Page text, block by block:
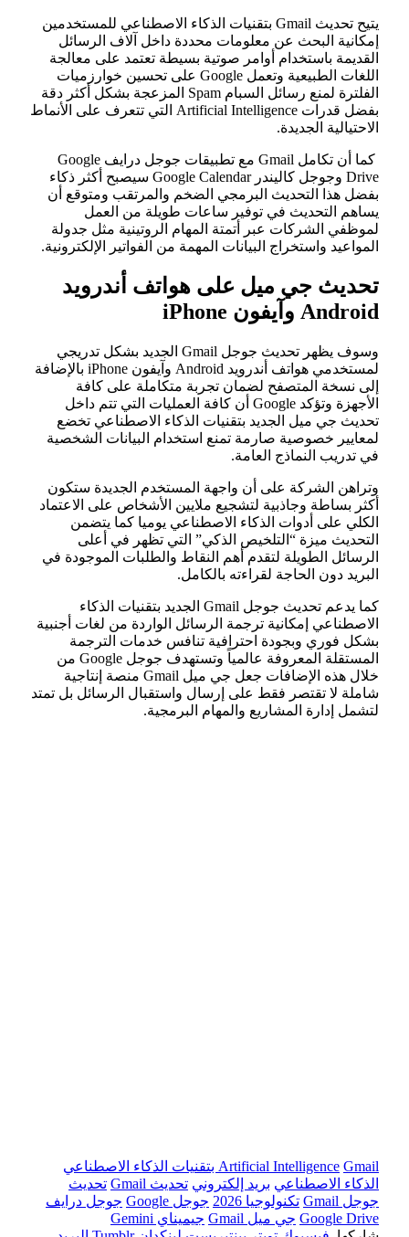
يتيح تحديث Gmail بتقنيات الذكاء الاصطناعي للمستخدمين
إمكانية البحث عن معلومات محددة داخل آلاف الرسائل
القديمة باستخدام أوامر صوتية بسيطة تعتمد على معالجة
اللغات الطبيعية وتعمل Google على تحسين خوارزميات
الفلترة لمنع رسائل السبام Spam المزعجة بشكل أكثر دقة
بفضل قدرات Artificial Intelligence التي تتعرف على الأنماط
الاحتيالية الجديدة.
كما أن تكامل Gmail مع تطبيقات جوجل درايف Google
Drive وجوجل كاليندر Google Calendar سيصبح أكثر ذكاء
بفضل هذا التحديث البرمجي الضخم والمرتقب ومتوقع أن
يساهم التحديث في توفير ساعات طويلة من العمل
لموظفي الشركات عبر أتمتة المهام الروتينية مثل جدولة
المواعيد واستخراج البيانات المهمة من الفواتير الإلكترونية.
تحديث جي ميل على هواتف أندرويد
Android وآيفون iPhone
وسوف يظهر تحديث جوجل Gmail الجديد بشكل تدريجي
لمستخدمي هواتف أندرويد Android وآيفون iPhone بالإضافة
إلى نسخة المتصفح لضمان تجربة متكاملة على كافة
الأجهزة وتؤكد Google أن كافة العمليات التي تتم داخل
تحديث جي ميل الجديد بتقنيات الذكاء الاصطناعي تخضع
لمعايير خصوصية صارمة تمنع استخدام البيانات الشخصية
في تدريب النماذج العامة.
وتراهن الشركة على أن واجهة المستخدم الجديدة ستكون
أكثر بساطة وجاذبية لتشجيع ملايين الأشخاص على الاعتماد
الكلي على أدوات الذكاء الاصطناعي يوميا كما يتضمن
التحديث ميزة “التلخيص الذكي” التي تظهر في أعلى
الرسائل الطويلة لتقدم أهم النقاط والطلبات الموجودة في
البريد دون الحاجة لقراءته بالكامل.
كما يدعم تحديث جوجل Gmail الجديد بتقنيات الذكاء
الاصطناعي إمكانية ترجمة الرسائل الواردة من لغات أجنبية
بشكل فوري وبجودة احترافية تنافس خدمات الترجمة
المستقلة المعروفة عالمياً وتستهدف جوجل Google من
خلال هذه الإضافات جعل جي ميل Gmail منصة إنتاجية
شاملة لا تقتصر فقط على إرسال واستقبال الرسائل بل تمتد
لتشمل إدارة المشاريع والمهام البرمجية.
Artificial Intelligence Gmail بتقنيات الذكاء الاصطناعي
الذكاء الاصطناعي بريد إلكتروني تحديث Gmail
تحديث
جوجل Gmail
تكنولوجيا 2026 جوجل Google
جوجل درايف
Google Drive جي ميل Gmail
جيميناي Gemini